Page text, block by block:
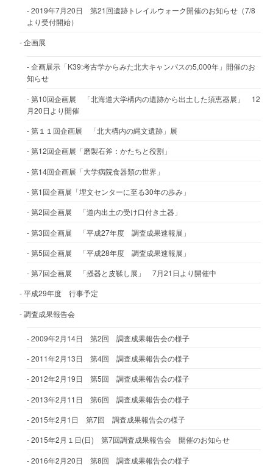
2019年7月20日 第21回遺跡トレイルウォーク開催のお知らせ（7/8
より受付開始）
企画展
企画展示「K39:考古学からみた北大キャンパスの5,000年」開催のお
知らせ
第10回企画展 「北海道大学構内の遺跡から出土した須恵器展」 12
月20日より開催
第１１回企画展 「北大構内の縄文遺跡」展
第12回企画展「磨製石斧：かたちと役割」
第14回企画展「大学病院食器類の世界」
第1回企画展「埋文センターに至る30年の歩み」
第2回企画展 「道内出土の受け口付き土器」
第3回企画展 「平成27年度 調査成果速報展」
第5回企画展 「平成28年度 調査成果速報展」
第7回企画展 「掻器と皮鞣し展」 7月21日より開催中
平成29年度 行事予定
調査成果報告会
2009年2月14日 第2回 調査成果報告会の様子
2011年2月13日 第4回 調査成果報告会の様子
2012年2月19日 第5回 調査成果報告会の様子
2013年2月11日 第6回 調査成果報告会の様子
2015年2月1日 第7回 調査成果報告会の様子
2015年2月１日(日) 第7回調査成果報告会 開催のお知らせ
2016年2月20日 第8回 調査成果報告会の様子